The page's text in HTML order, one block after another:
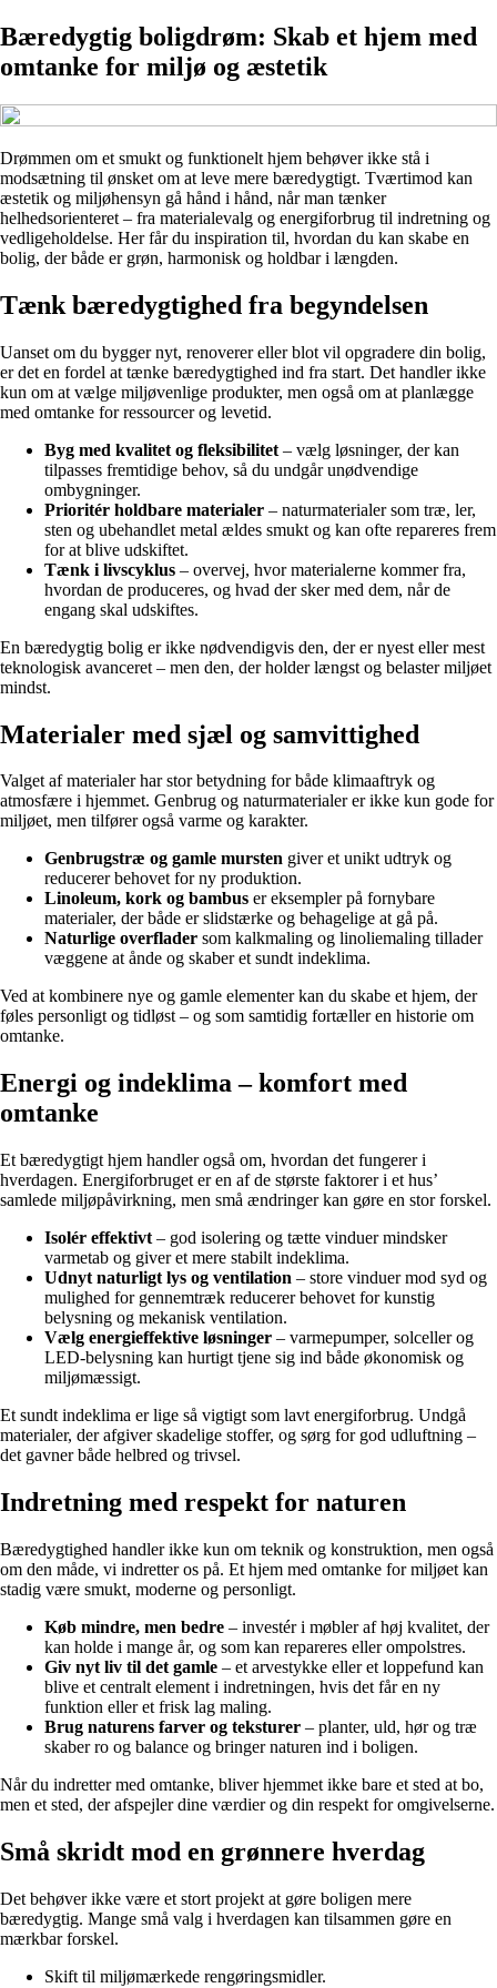
Bæredygtig boligdrøm: Skab et hjem med
omtanke for miljø og æstetik
Drømmen om et smukt og funktionelt hjem behøver ikke stå i
modsætning til ønsket om at leve mere bæredygtigt. Tværtimod kan
æstetik og miljøhensyn gå hånd i hånd, når man tænker
helhedsorienteret – fra materialevalg og energiforbrug til indretning og
vedligeholdelse. Her får du inspiration til, hvordan du kan skabe en
bolig, der både er grøn, harmonisk og holdbar i længden.
Tænk bæredygtighed fra begyndelsen
Uanset om du bygger nyt, renoverer eller blot vil opgradere din bolig,
er det en fordel at tænke bæredygtighed ind fra start. Det handler ikke
kun om at vælge miljøvenlige produkter, men også om at planlægge
med omtanke for ressourcer og levetid.
Byg med kvalitet og fleksibilitet – vælg løsninger, der kan
tilpasses fremtidige behov, så du undgår unødvendige
ombygninger.
Prioritér holdbare materialer – naturmaterialer som træ, ler,
sten og ubehandlet metal ældes smukt og kan ofte repareres frem
for at blive udskiftet.
Tænk i livscyklus – overvej, hvor materialerne kommer fra,
hvordan de produceres, og hvad der sker med dem, når de
engang skal udskiftes.
En bæredygtig bolig er ikke nødvendigvis den, der er nyest eller mest
teknologisk avanceret – men den, der holder længst og belaster miljøet
mindst.
Materialer med sjæl og samvittighed
Valget af materialer har stor betydning for både klimaaftryk og
atmosfære i hjemmet. Genbrug og naturmaterialer er ikke kun gode for
miljøet, men tilfører også varme og karakter.
Genbrugstræ og gamle mursten giver et unikt udtryk og
reducerer behovet for ny produktion.
Linoleum, kork og bambus er eksempler på fornybare
materialer, der både er slidstærke og behagelige at gå på.
Naturlige overflader som kalkmaling og linoliemaling tillader
væggene at ånde og skaber et sundt indeklima.
Ved at kombinere nye og gamle elementer kan du skabe et hjem, der
føles personligt og tidløst – og som samtidig fortæller en historie om
omtanke.
Energi og indeklima – komfort med
omtanke
Et bæredygtigt hjem handler også om, hvordan det fungerer i
hverdagen. Energiforbruget er en af de største faktorer i et hus’
samlede miljøpåvirkning, men små ændringer kan gøre en stor forskel.
Isolér effektivt – god isolering og tætte vinduer mindsker
varmetab og giver et mere stabilt indeklima.
Udnyt naturligt lys og ventilation – store vinduer mod syd og
mulighed for gennemtræk reducerer behovet for kunstig
belysning og mekanisk ventilation.
Vælg energieffektive løsninger – varmepumper, solceller og
LED-belysning kan hurtigt tjene sig ind både økonomisk og
miljømæssigt.
Et sundt indeklima er lige så vigtigt som lavt energiforbrug. Undgå
materialer, der afgiver skadelige stoffer, og sørg for god udluftning –
det gavner både helbred og trivsel.
Indretning med respekt for naturen
Bæredygtighed handler ikke kun om teknik og konstruktion, men også
om den måde, vi indretter os på. Et hjem med omtanke for miljøet kan
stadig være smukt, moderne og personligt.
Køb mindre, men bedre – investér i møbler af høj kvalitet, der
kan holde i mange år, og som kan repareres eller ompolstres.
Giv nyt liv til det gamle – et arvestykke eller et loppefund kan
blive et centralt element i indretningen, hvis det får en ny
funktion eller et frisk lag maling.
Brug naturens farver og teksturer – planter, uld, hør og træ
skaber ro og balance og bringer naturen ind i boligen.
Når du indretter med omtanke, bliver hjemmet ikke bare et sted at bo,
men et sted, der afspejler dine værdier og din respekt for omgivelserne.
Små skridt mod en grønnere hverdag
Det behøver ikke være et stort projekt at gøre boligen mere
bæredygtig. Mange små valg i hverdagen kan tilsammen gøre en
mærkbar forskel.
Skift til miljømærkede rengøringsmidler.